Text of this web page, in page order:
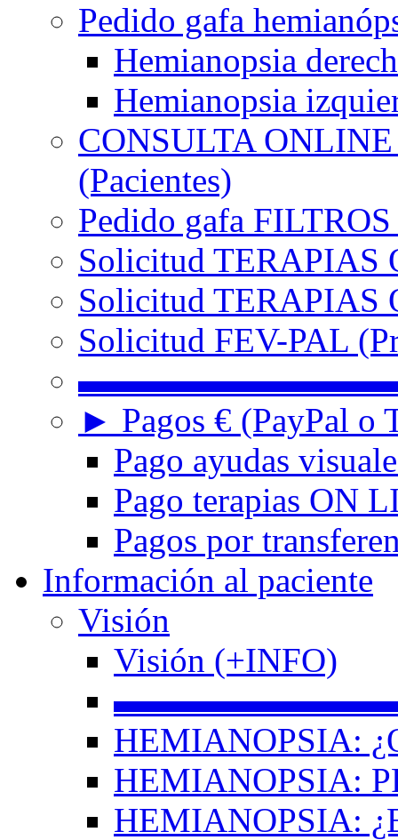
Pedido gafa
Hemianopsia
Hemianopsia
CONSULTA
(Pacientes)
Pedido gafa
Solicitud TERAPIAS
Solicitud TERAPIAS
Solicitud FEV-PAL
► Pagos € (PayPal o
Pago ayudas
Pago terapias ON
Pagos por
Información al paciente
Visión
Visión (+INFO)
HEMIANOPSIA:
HEMIANOPSIA:
HEMIANOPSIA: